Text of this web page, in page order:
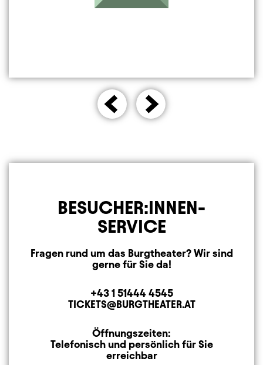
BESUCHER:INNEN-
SERVICE
Fragen rund um das Burgtheater? Wir sind
gerne für Sie da!
Telefon
+43 1 51444 4545
E-MAIL ADRESSE
TICKETS@BURGTHEATER.AT
Öffnungszeiten
Öffnungszeiten:
Telefonisch und persönlich für Sie
erreichbar